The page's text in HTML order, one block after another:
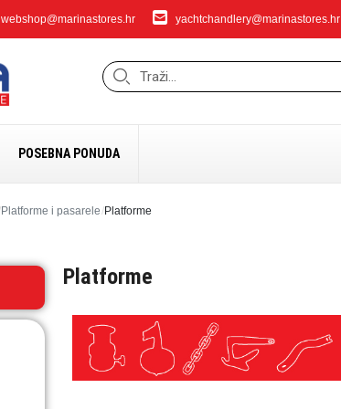
webshop@marinastores.hr yachtchandlery@marinastores.hr
Sidrena vitla i dodaci
Sidra i dodaci
Dodaci za sidrenje i privezivanje
Lanci
POSEBNA PONUDA
Platforme i pasarele Platforme
Platforme